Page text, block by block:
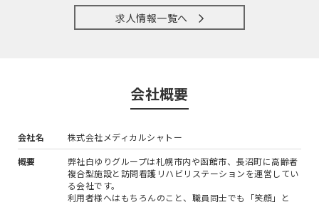
求人情報一覧へ
会社概要
会社名
株式会社メディカルシャトー
概要
弊社白ゆりグループは札幌市内や函館市、長沼町に高齢者
複合型施設と訪問看護リハビリステーションを運営してい
る会社です。
利用者様へはもちろんのこと、職員同士でも「笑顔」と